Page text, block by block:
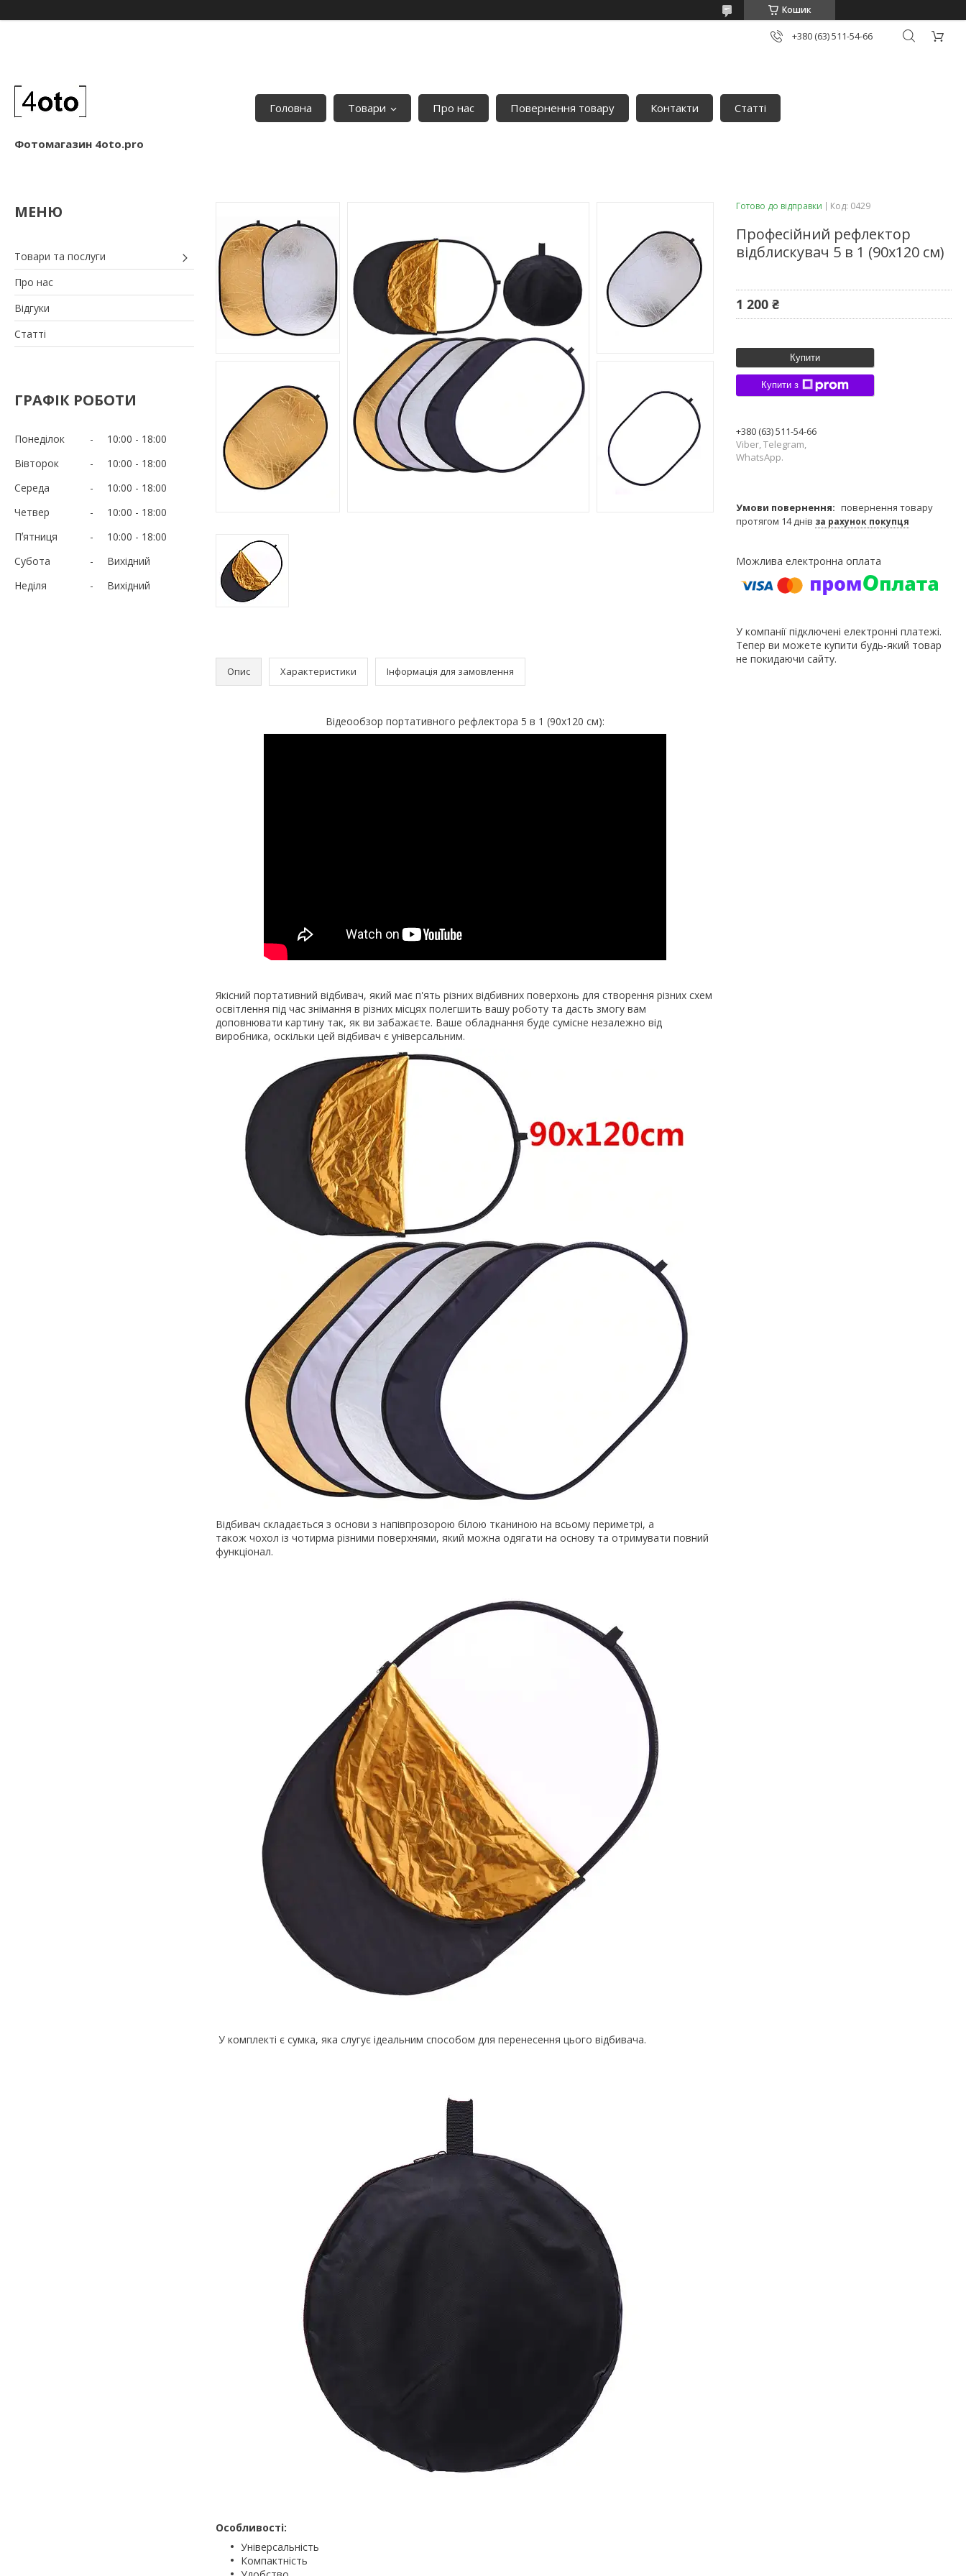
Кошик
+380 (63) 511-54-66
Фотомагазин 4oto.pro
Головна Товари Про нас Повернення товару Контакти Статті
Товари та послуги
Про нас
Відгуки
Статті
ГРАФІК РОБОТИ
Понеділок 10:00
18:00
Вівторок
10:00
18:00
Середа
10:00
18:00
Четвер
10:00
18:00
Пʼятниця
10:00
18:00
Субота
Вихідний
Неділя
Вихідний
Опис Характеристики Інформація для замовлення
Відеообзор портативного рефлектора 5 в 1 (90х120 см):
Якісний портативний відбивач, який має п'ять різних відбивних поверхонь для створення різних схем
освітлення під час знімання в різних місцях полегшить вашу роботу та дасть змогу вам
доповнювати картину так, як ви забажаєте. Ваше обладнання буде сумісне незалежно від
виробника, оскільки цей відбивач є універсальним.
Відбивач складається з основи з напівпрозорою білою тканиною на всьому периметрі, а
також чохол із чотирма різними поверхнями, який можна одягати на основу та отримувати повний
функціонал.
У комплекті є сумка, яка слугує ідеальним способом для перенесення цього відбивача.
Особливості:
Універсальність
Компактність
Готово до відправки Код: 0429
Професійний рефлектор
відблискувач 5 в 1 (90х120 см)
1 200 ₴
Купити
Купити з
+380 (63) 511-54-66
Viber, Telegram,
WhatsApp.
повернення товару
протягом 14 днів за рахунок покупця
У компанії підключені електронні платежі.
Тепер ви можете купити будь-який товар
не покидаючи сайту.